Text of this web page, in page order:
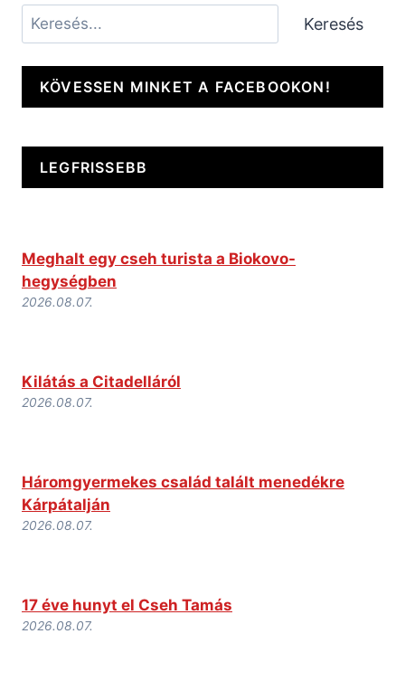
Keresés Keresés
KÖVESSEN MINKET A FACEBOOKON!
LEGFRISSEBB
Meghalt egy cseh turista a Biokovo-
hegységben
2026.08.07.
Kilátás a Citadelláról
2026.08.07.
Háromgyermekes család talált menedékre
Kárpátalján
2026.08.07.
17 éve hunyt el Cseh Tamás
2026.08.07.